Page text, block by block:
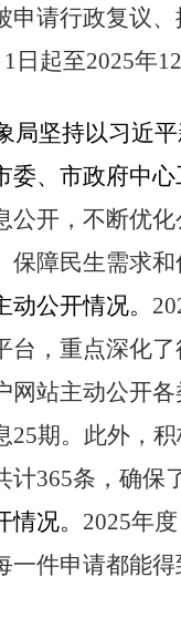
申请行政复议
1 日起至2025年12
局坚持以习近
委、市政府中
公开，不断优
保障民生需求
动公开情况。
台，重点深化
网站主动公开各
25期。此外，
计365条，确保
情况。 2025年
件申请都能得